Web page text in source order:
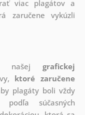
viac plagátov a
zaručene vykúzli
našejgrafickej
ktoré zaručene
plagáty boli vždy
súčasných